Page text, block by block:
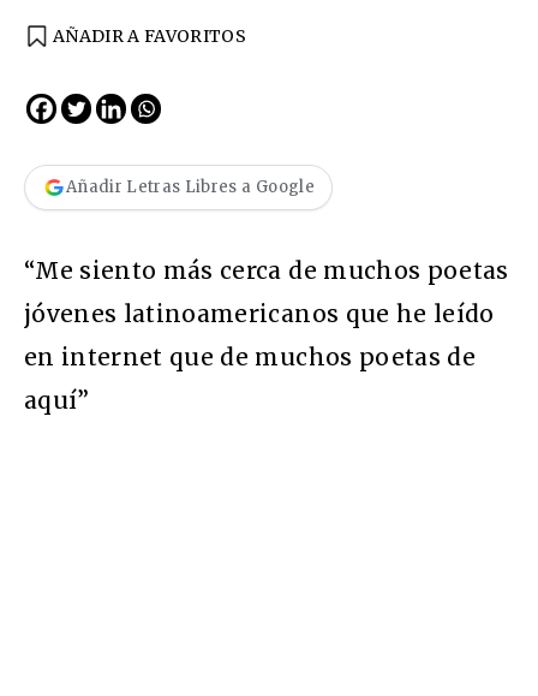
AÑADIR A FAVORITOS
Añadir Letras Libres a Google
“Me siento más cerca de muchos poetas
jóvenes latinoamericanos que he leído
en internet que de muchos poetas de
aquí”